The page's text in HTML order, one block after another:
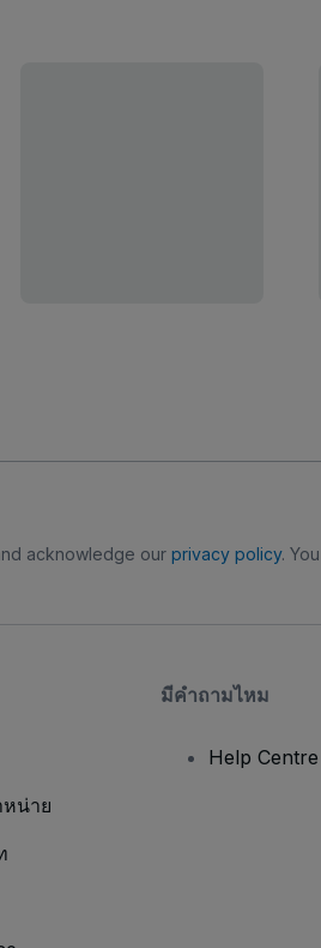
acknowledge our privacy policy.
หน่าย
มีคําถามไหม
Help